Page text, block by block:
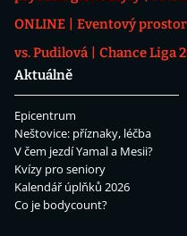
ONLINE
Eventový prostor
vs. Pudilová
Chance Liga
Aktuálně
Epicentrum
Neštovice: příznaky, léčba
V čem jezdí Yamal a Mesii?
Kvízy pro seniory
Kalendář úplňků 2026
Co je bodycount?